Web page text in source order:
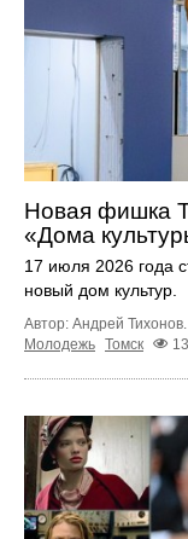
Новая фишка
«Дома
17 июля 2026 года
новый дом культур.
Автор: Андрей Тихонов.
Молодежь Томск